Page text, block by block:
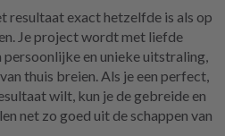
resultaat exact hetzelfde is als op
Je project wordt met liefde
en unieke uitstraling,
thuis breien. Als je een perfect,
wilt, kun je de gebreide en
net zo goed uit de schappen van